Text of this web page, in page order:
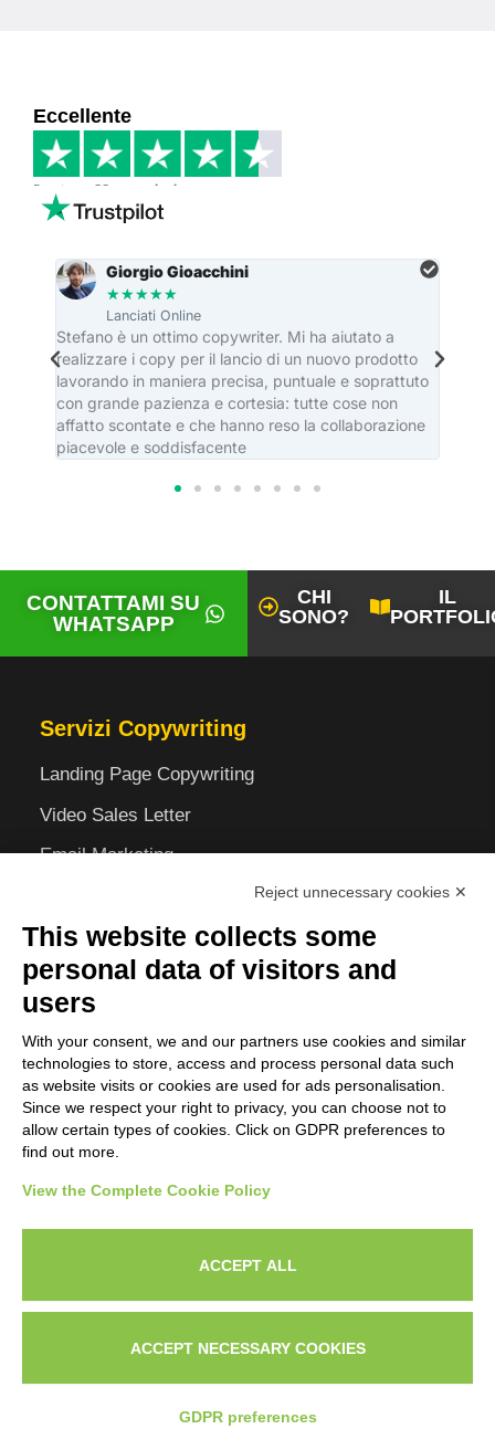
Eccellente
Basato su 33 recensioni
Giorgio Gioacchini
★★★★★
Lanciati Online
Stefano è un ottimo copywriter. Mi ha aiutato a
realizzare i copy per il lancio di un nuovo prodotto
lavorando in maniera precisa, puntuale e soprattuto
con grande pazienza e cortesia: tutte cose non
affatto scontate e che hanno reso la collaborazione
piacevole e soddisfacente
CONTATTAMI SU
WHATSAPP
CHI
SONO?
IL
Servizi Copywriting
Landing Page Copywriting
Video Sales Letter
Email Marketing
Ads Copywriting
Consulenza Strategica
Risorse
Portfolio Lavori
Casi Studio
Blog Copywriting
Contatti
Contatti
Reject unnecessary cookies ✕
This website collects some
personal data of visitors and
users
With your consent, we and our partners use cookies and similar
technologies to store, access and process personal data such
as website visits or cookies are used for ads personalisation.
Since we respect your right to privacy, you can choose not to
allow certain types of cookies. Click on GDPR preferences to
find out more.
View the Complete Cookie Policy
ACCEPT ALL
ACCEPT NECESSARY COOKIES
GDPR preferences